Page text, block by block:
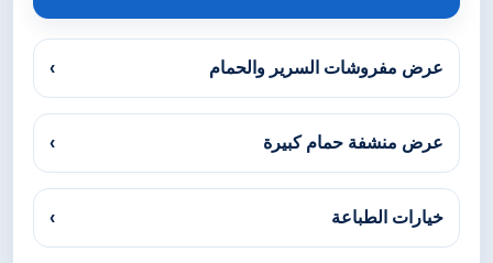
عرض مفروشات السرير والحمام ›
عرض منشفة حمام كبيرة ›
خيارات الطباعة ›